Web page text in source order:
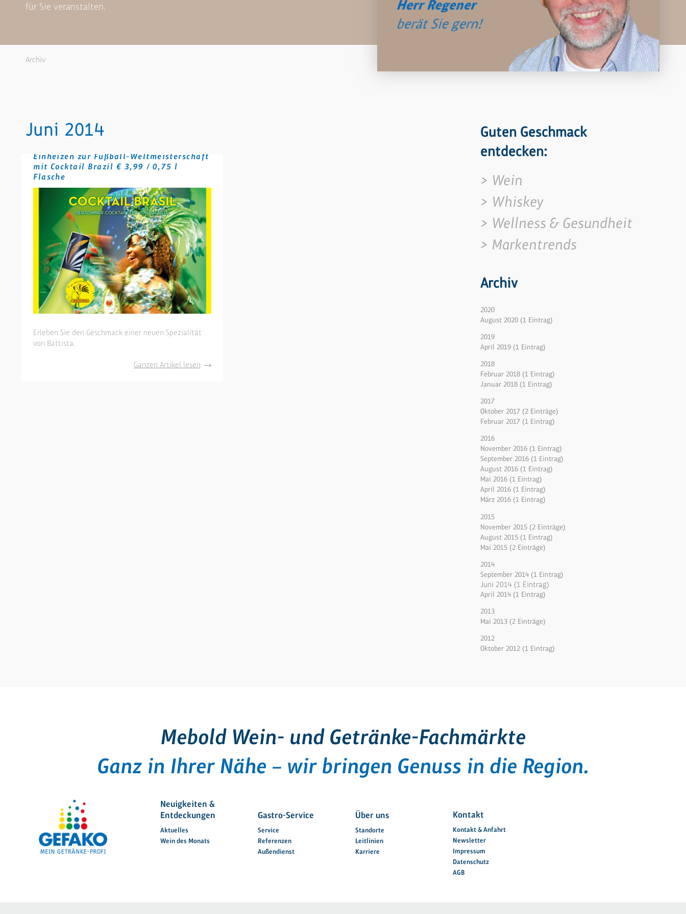
für Sie veranstalten.
Archiv
Juni 2014
Einheizen zur Fußball-Weltmeisterschaft
mit Cocktail Brazil € 3,99 / 0,75 l
Flasche
Erleben Sie den Geschmack einer neuen Spezialität
von Battista.
Ganzen Artikel lesenEinheizen
Guten Geschmack
entdecken:
Wein
Whiskey
Wellness & Gesundheit
Markentrends
Archiv
2020
August 2020 (1 Eintrag)
2019
April 2019 (1 Eintrag)
2018
Februar 2018 (1 Eintrag)
Januar 2018 (1 Eintrag)
2017
Oktober 2017 (2 Einträge)
Februar 2017 (1 Eintrag)
2016
November 2016 (1 Eintrag)
September 2016 (1 Eintrag)
August 2016 (1 Eintrag)
Mai 2016 (1 Eintrag)
April 2016 (1 Eintrag)
März 2016 (1 Eintrag)
2015
November 2015 (2 Einträge)
August 2015 (1 Eintrag)
Mai 2015 (2 Einträge)
2014
September 2014 (1 Eintrag)
Juni 2014 (1 Eintrag)
April 2014 (1 Eintrag)
2013
Mai 2013 (2 Einträge)
2012
Oktober 2012 (1 Eintrag)
Mebold Wein- und Getränke-Fachmärkte
Ganz in Ihrer Nähe – wir bringen Genuss in die Region.
Neuigkeiten &
Entdeckungen
Aktuelles
Wein des Monats
Gastro-Service
Service
Referenzen
Außendienst
Über uns
Standorte
Leitlinien
Karriere
Kontakt
Kontakt & Anfahrt
Newsletter
Impressum
Datenschutz
AGB